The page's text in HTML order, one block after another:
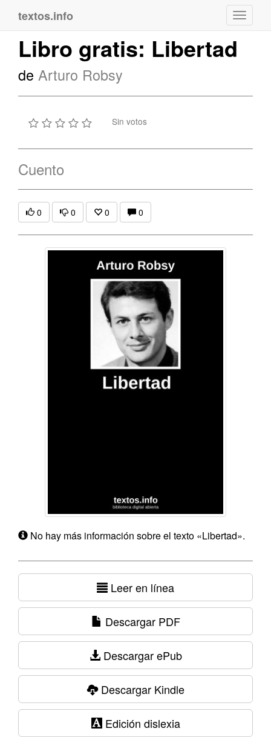
textos.info
Libro gratis: Libertad
de Arturo Robsy
Sin votos
Cuento
0 0 0 0
No hay más información sobre el texto «Libertad».
Leer en línea
Descargar PDF
Descargar ePub
Descargar Kindle
Edición dislexia